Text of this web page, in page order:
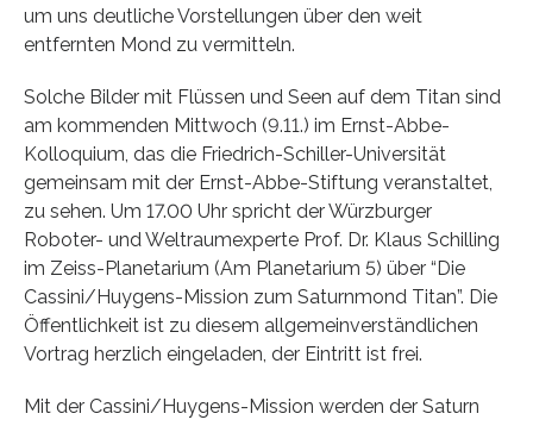
um uns deutliche Vorstellungen über den weit
entfernten Mond zu vermitteln.
Solche Bilder mit Flüssen und Seen auf dem Titan sind
am kommenden Mittwoch (9.11.) im Ernst-Abbe-
Kolloquium, das die Friedrich-Schiller-Universität
gemeinsam mit der Ernst-Abbe-Stiftung veranstaltet,
zu sehen. Um 17.00 Uhr spricht der Würzburger
Roboter- und Weltraumexperte Prof. Dr. Klaus Schilling
im Zeiss-Planetarium (Am Planetarium 5) über “Die
Cassini/Huygens-Mission zum Saturnmond Titan”. Die
Öffentlichkeit ist zu diesem allgemeinverständlichen
Vortrag herzlich eingeladen, der Eintritt ist frei.
Mit der Cassini/Huygens-Mission werden der Saturn